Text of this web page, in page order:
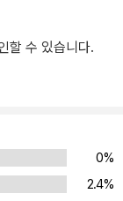
저한 차이를 불러
의 이점이 되고
의 사회에서 돌봄
안에 완료할 수
되고 대다수 직장
압박을 경험하게
할 수 있습니다.
0%
2.4%